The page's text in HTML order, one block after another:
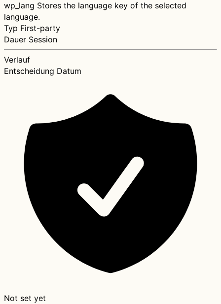
wp_lang Stores the language key of the selected
language.
Typ First-party
Dauer Session
Verlauf
Entscheidung Datum
Not set yet